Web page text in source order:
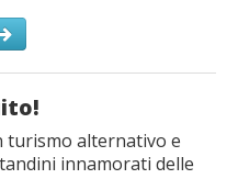
turismo alternativo e
innamorati delle